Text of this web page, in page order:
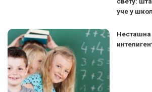
уче у
Несташна